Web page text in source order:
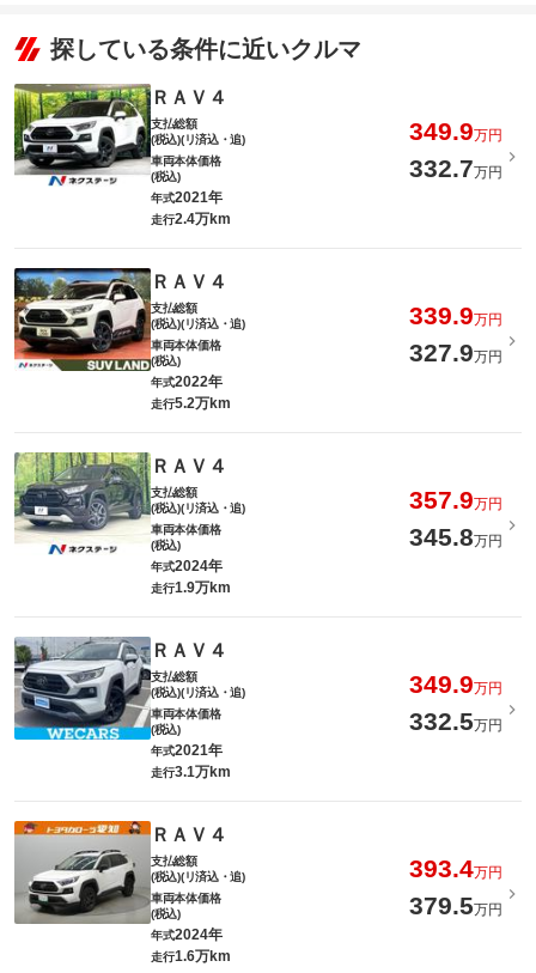
探している条件に近いクルマ
ＲＡＶ４
支払総額
(税込)(リ済込・追)
349.9万円
車両本体価格
(税込)
332.7万円
年式2021年
走行2.4万km
ＲＡＶ４
支払総額
(税込)(リ済込・追)
339.9万円
車両本体価格
(税込)
327.9万円
年式2022年
走行5.2万km
ＲＡＶ４
支払総額
(税込)(リ済込・追)
357.9万円
車両本体価格
(税込)
345.8万円
年式2024年
走行1.9万km
ＲＡＶ４
支払総額
(税込)(リ済込・追)
349.9万円
車両本体価格
(税込)
332.5万円
年式2021年
走行3.1万km
ＲＡＶ４
支払総額
(税込)(リ済込・追)
393.4万円
車両本体価格
(税込)
379.5万円
年式2024年
走行1.6万km